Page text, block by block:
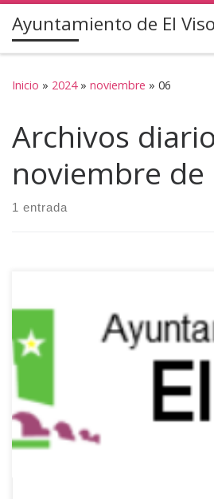
Saltar al contenido
Ayuntamiento de El Viso
Inicio » 2024 » noviembre » 06
Archivos
noviembre de
1 entrada
El ayuntamiento de El Viso ha
Diputación Provincial dentro de la
subvenciones para la Cooperación
ayuntamientos de la provincia de
dinamización de los Puntos Vuela
de Puntos Puntos Vuela está